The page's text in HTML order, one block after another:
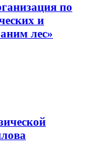
по
и
лес»